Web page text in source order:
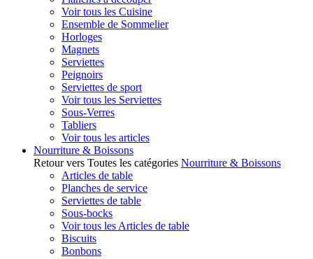
Voir tous les Cuisine
Ensemble de Sommelier
Horloges
Magnets
Serviettes
Peignoirs
Serviettes de sport
Voir tous les Serviettes
Sous-Verres
Tabliers
Voir tous les articles
Nourriture & Boissons
Retour vers Toutes les catégories Nourriture & Boissons
Articles de table
Planches de service
Serviettes de table
Sous-bocks
Voir tous les Articles de table
Biscuits
Bonbons